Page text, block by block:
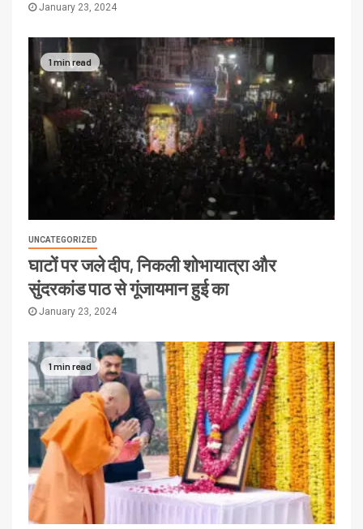
January 23, 2024
1 min read
UNCATEGORIZED
घाटों पर जले दीप, निकली शोभायात्रा और
सुंदरकांड पाठ से गूंजायमान हुई का
January 23, 2024
1 min read